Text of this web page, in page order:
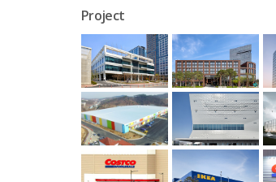
Project